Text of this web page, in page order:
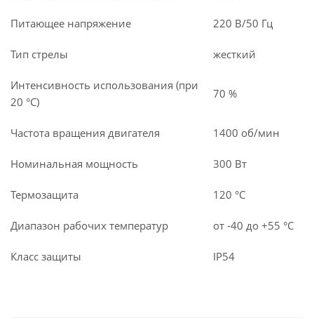
Питающее напряжение 220 В/50 Гц
Тип стрелы жесткий
Интенсивность использования (при
20 °С)
70 %
Частота вращения двигателя 1400 об/мин
Номинальная мощность 300 Вт
Термозащита 120 °С
Диапазон рабочих температур от -40 до +55 °С
Класс защиты IP54